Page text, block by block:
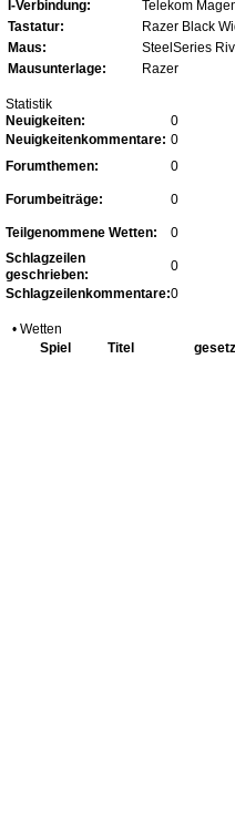
I-Verbindung:
Telekom
Tastatur:
Razer Black
Maus:
SteelSeries
Mausunterlage:
Razer
Statistik
Neuigkeiten:
0
Neuigkeitenkommentare: 0
Forumthemen:
0
Forumbeiträge:
0
Teilgenommene Wetten:
0
Schlagzeilen
geschrieben:
0
Schlagzeilenkommentare:0
• Wetten
Spiel
Titel